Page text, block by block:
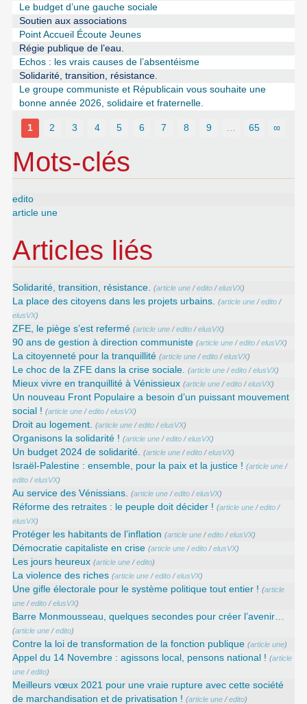
Le budget d’une gauche sociale
Soutien aux associations
Point Accueil Écoute Jeunes
Régie publique de l’eau.
Echos : les vrais causes de l’absentéisme
Solidarité, transition, résistance.
Le groupe communiste et Républicain vous souhaite une
bonne année 2026, solidaire et fraternelle.
1 2 3 4 5 6 7 8 9 … 65 ∞
Mots-clés
edito
article une
Articles liés
Solidarité, transition, résistance. (article une /edito /elusVX)
La place des citoyens dans les projets urbains. (article une /edito /
elusVX)
ZFE, le piège s’est refermé (article une /edito /elusVX)
90 ans de gestion à direction communiste (article une /edito /elusVX)
La citoyenneté pour la tranquillité (article une /edito /elusVX)
Le choc de la ZFE dans la crise sociale. (article une /edito /elusVX)
Mieux vivre en tranquillité à Vénissieux (article une /edito /elusVX)
Un nouveau Front Populaire a besoin d’un puissant mouvement
social ! (article une /edito /elusVX)
Droit au logement. (article une /edito /elusVX)
Organisons la solidarité ! (article une /edito /elusVX)
Un budget 2024 de solidarité. (article une /edito /elusVX)
Israël-Palestine : ensemble, pour la paix et la justice ! (article une /
edito /elusVX)
Au service des Vénissians. (article une /edito /elusVX)
Réforme des retraites : le peuple doit décider ! (article une /edito /
elusVX)
Protéger les habitants de l’inflation (article une /edito /elusVX)
Démocratie capitaliste en crise (article une /edito /elusVX)
Les jours heureux (article une /edito)
La violence des riches (article une /edito /elusVX)
Une gifle électorale pour le système politique tout entier ! (article
une /edito /elusVX)
Barre Monmousseau, quelques secondes pour créer l’avenir…
(article une /edito)
Contre la loi de transformation de la fonction publique (article une)
Appel du 14 Novembre : agissons local, pensons national ! (article
une /edito)
Meilleurs vœux 2021 pour une vraie rupture avec cette société
de marchandisation et de privatisation ! (article une /edito)